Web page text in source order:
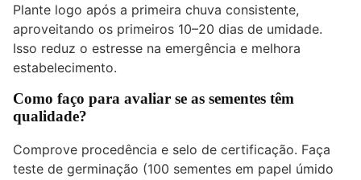
Plante logo após a primeira chuva consistente,
aproveitando os primeiros 10–20 dias de umidade.
Isso reduz o estresse na emergência e melhora
estabelecimento.
Como faço para avaliar se as sementes têm
qualidade?
Comprove procedência e selo de certificação. Faça
teste de germinação (100 sementes em papel úmido